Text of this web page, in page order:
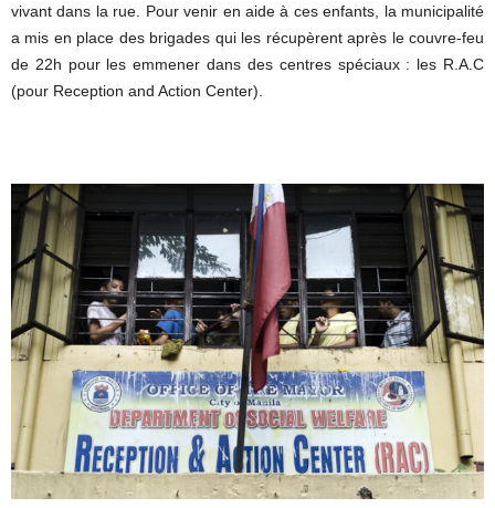
vivant dans la rue. Pour venir en aide à ces enfants, la municipalité
a mis en place des brigades qui les récupèrent après le couvre-feu
de 22h pour les emmener dans des centres spéciaux : les R.A.C
(pour Reception and Action Center).